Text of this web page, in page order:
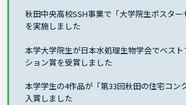
秋田中央高校SSH事業で「大学院生ポスター
を実施しました
本学大学院生が日本水処理生物学会でベスト
ション賞を受賞しました
本学学生の4作品が「第33回秋田の住宅コン
入賞しました